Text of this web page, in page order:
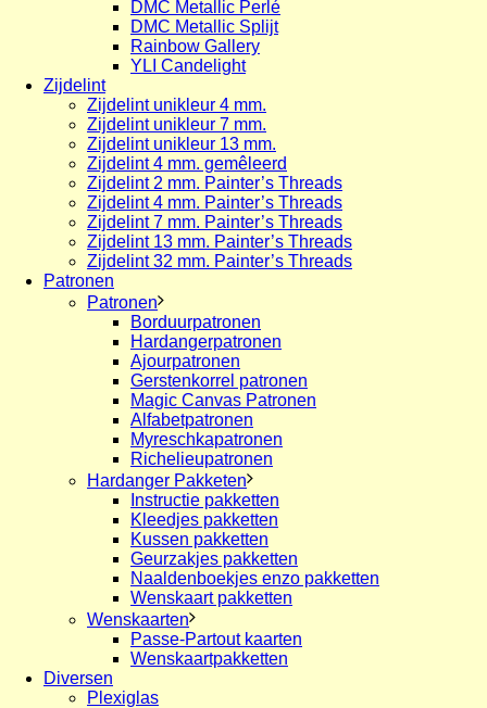
DMC Metallic Perlé
DMC Metallic Splijt
Rainbow Gallery
YLI Candelight
Zijdelint
Zijdelint unikleur 4 mm.
Zijdelint unikleur 7 mm.
Zijdelint unikleur 13 mm.
Zijdelint 4 mm. gemêleerd
Zijdelint 2 mm. Painter’s Threads
Zijdelint 4 mm. Painter’s Threads
Zijdelint 7 mm. Painter’s Threads
Zijdelint 13 mm. Painter’s Threads
Zijdelint 32 mm. Painter’s Threads
Patronen
Patronen
Borduurpatronen
Hardangerpatronen
Ajourpatronen
Gerstenkorrel patronen
Magic Canvas Patronen
Alfabetpatronen
Myreschkapatronen
Richelieupatronen
Hardanger Pakketen
Instructie pakketten
Kleedjes pakketten
Kussen pakketten
Geurzakjes pakketten
Naaldenboekjes enzo pakketten
Wenskaart pakketten
Wenskaarten
Passe-Partout kaarten
Wenskaartpakketten
Diversen
Plexiglas